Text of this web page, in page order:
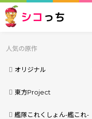
シコ っち
人気の原作
オリジナル
東方Project
艦隊これくしょん-艦これ-